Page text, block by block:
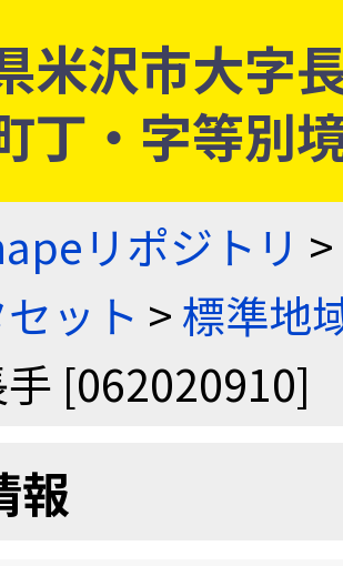
米沢市大字
丁・字等別
リポジトリ >
ット >標準地
[062020910]
報